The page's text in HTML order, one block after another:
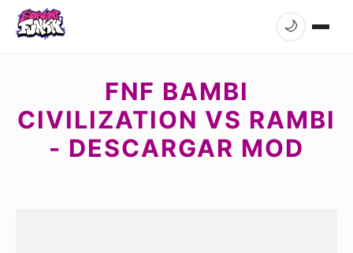
🌙
FNF BAMBI
CIVILIZATION VS RAMBI
- DESCARGAR MOD